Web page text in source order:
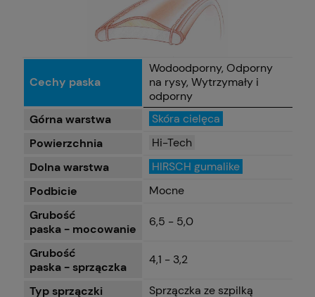
Cechy paska
Wodoodporny, Odporny
na rysy, Wytrzymały i
odporny
Górna warstwa
Skóra cielęca
Powierzchnia
Hi-Tech
Dolna warstwa
HIRSCH gumalike
Podbicie
Mocne
Grubość
paska - mocowanie
6,5 - 5,0
Grubość
paska - sprzączka
4,1 - 3,2
Typ sprzączki Sprzączka ze szpilką